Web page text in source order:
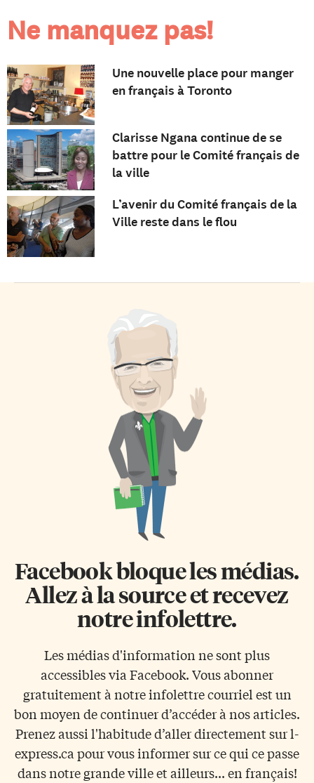
Ne manquez pas!
Une nouvelle place pour manger
en français à Toronto
Clarisse Ngana continue de se
battre pour le Comité français de
la ville
L’avenir du Comité français de la
Ville reste dans le flou
Facebook bloque les médias.
Allez à la source et recevez
notre infolettre.
Les médias d'information ne sont plus
accessibles via Facebook. Vous abonner
gratuitement à notre infolettre courriel est un
bon moyen de continuer d’accéder à nos articles.
Prenez aussi l'habitude d’aller directement sur l-
express.ca pour vous informer sur ce qui ce passe
dans notre grande ville et ailleurs... en français!